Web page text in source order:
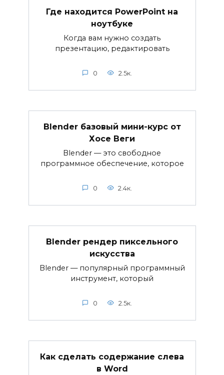
Где находится PowerPoint на
ноутбуке
Когда вам нужно создать
презентацию, редактировать
0 2.5к.
Blender базовый мини-курс от
Хосе Веги
Blender — это свободное
программное обеспечение, которое
0 2.4к.
Blender рендер пиксельного
искусства
Blender — популярный программный
инструмент, который
0 2.5к.
Как сделать содержание слева
в Word